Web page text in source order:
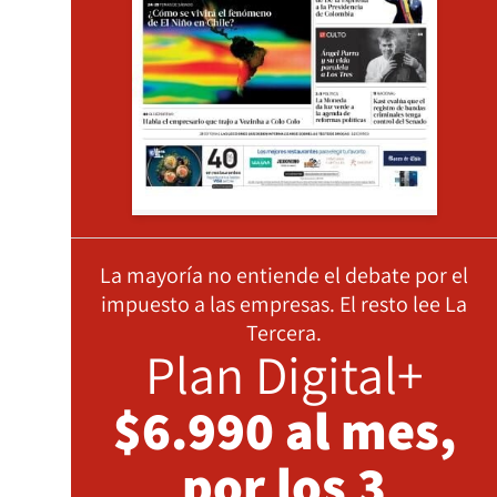
La mayoría no entiende el debate por el
impuesto a las empresas. El resto lee La
Tercera.
Plan Digital+
$6.990 al mes,